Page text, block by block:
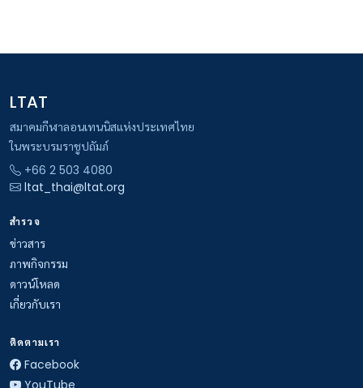
LTAT
สมาคมกีฬาลอนเทนนิสแห่งประเทศไทย
ในพระบรมราชูปถัมภ์
+66 2 503 4080
ltat_thai@ltat.org
สำรวจ
ข่าวสาร
ภาพกิจกรรม
ดาวน์โหลด
เกี่ยวกับเรา
ติดตามเรา
Facebook
YouTube